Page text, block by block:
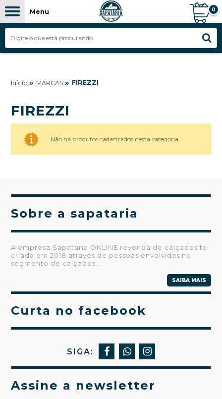
Menu 0
Início » MARCAS » FIREZZI
FIREZZI
Não há produtos cadastrados nesta categoria.
Sobre a sapataria
A empresa Sapataria ONLINE revenda de calçados foi
criada em 2018 através de pessoas envolvidas no
segmento de calçados...
SAIBA MAIS
Curta no facebook
SIGA:
Assine a newsletter